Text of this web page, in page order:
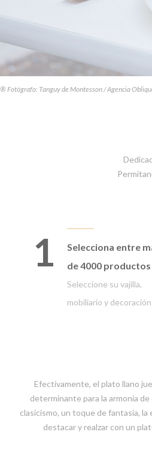
® Fotógrafo: Tanguy de Montesson / Agencia
1 Selecciona entre
de 4000 productos
Seleccione su vajilla,
mobiliario y
Efectivamente, el plato llano
determinante para la armonía
clasicismo, un toque de fantasía,
destacar y realzar con un